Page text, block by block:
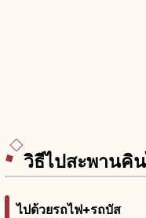
วิธีไปสะพานคิ
ไปด้วยรถไฟ+รถบัส